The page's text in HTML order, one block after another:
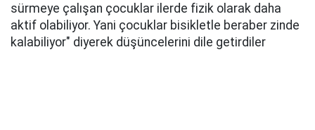
sürmeye çalışan çocuklar ilerde fizik olarak daha
aktif olabiliyor. Yani çocuklar bisikletle beraber zinde
kalabiliyor" diyerek düşüncelerini dile getirdiler